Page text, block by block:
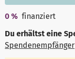
0 % finanziert
Du erhältst eine
Spendenempfänger